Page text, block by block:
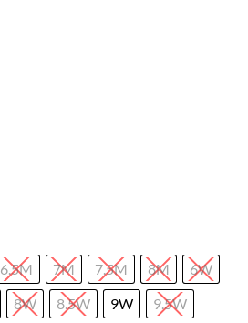
6.5M 7M 7.5M 8M
6W
8W 8.5W 9W 9.5W